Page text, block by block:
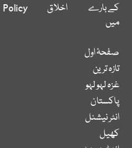
کے بارے
میں
اخلاق Policy
صفحۂ اول
تازہ ترین
غزہ لہو لہو
پاکستان
انٹر نیشنل
کھیل